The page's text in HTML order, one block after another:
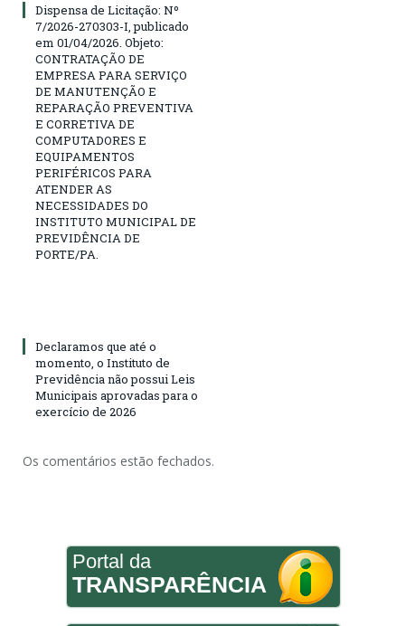
Dispensa de Licitação: Nº
7/2026-270303-I, publicado
em 01/04/2026. Objeto:
CONTRATAÇÃO DE
EMPRESA PARA SERVIÇO
DE MANUTENÇÃO E
REPARAÇÃO PREVENTIVA
E CORRETIVA DE
COMPUTADORES E
EQUIPAMENTOS
PERIFÉRICOS PARA
ATENDER AS
NECESSIDADES DO
INSTITUTO MUNICIPAL DE
PREVIDÊNCIA DE
PORTE/PA.
Declaramos que até o
momento, o Instituto de
Previdência não possui Leis
Municipais aprovadas para o
exercício de 2026
Os comentários estão fechados.
Portal da
TRANSPARÊNCIA